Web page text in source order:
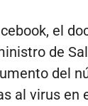
el
de
del
al virus en